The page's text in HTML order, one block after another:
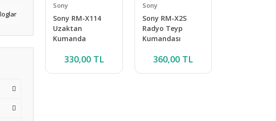
Sony
Sony RM-X114
Uzaktan
Kumanda
330,00 TL
Sony
Sony RM-X2S
Radyo Teyp
Kumandası
360,00 TL